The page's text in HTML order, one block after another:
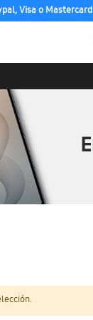
Visa o Mastercard